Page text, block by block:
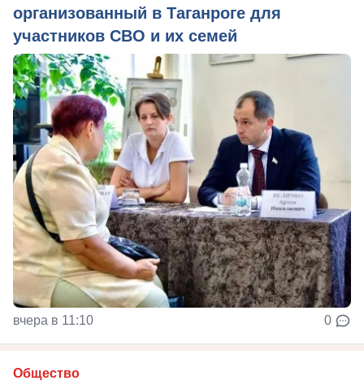
организованный в Таганроге для
участников СВО и их семей
вчера в 11:10 0
Общество